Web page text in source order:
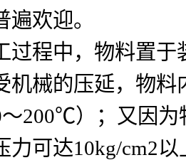
欢迎。
过程中，物料置
机械的压延，物
～200℃）；又因
力可达10kg/cm2